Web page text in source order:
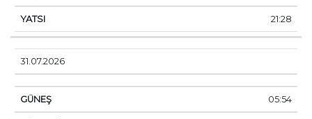
21:28
31.07.2026
05:54